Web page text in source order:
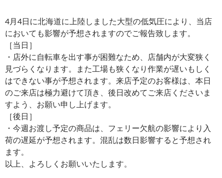
4月4日に北海道に上陸しました大型の低気圧により、当店
においても影響が予想されますのでご報告致します。
［当日］
・店外に自転車を出す事が困難なため、店舗内が大変狭く
見づらくなります。また工場も狭くなり作業が遅いもしく
はできない事が予想されます。来店予定のお客様は、本日
のご来店は極力避けて頂き、後日改めてご来店くださいま
すよう、お願い申し上げます。
［後日］
・今週お渡し予定の商品は、フェリー欠航の影響により入
荷の遅延が予想されます。混乱は数日影響すると予想され
ます。
以上、よろしくお願いいたします。